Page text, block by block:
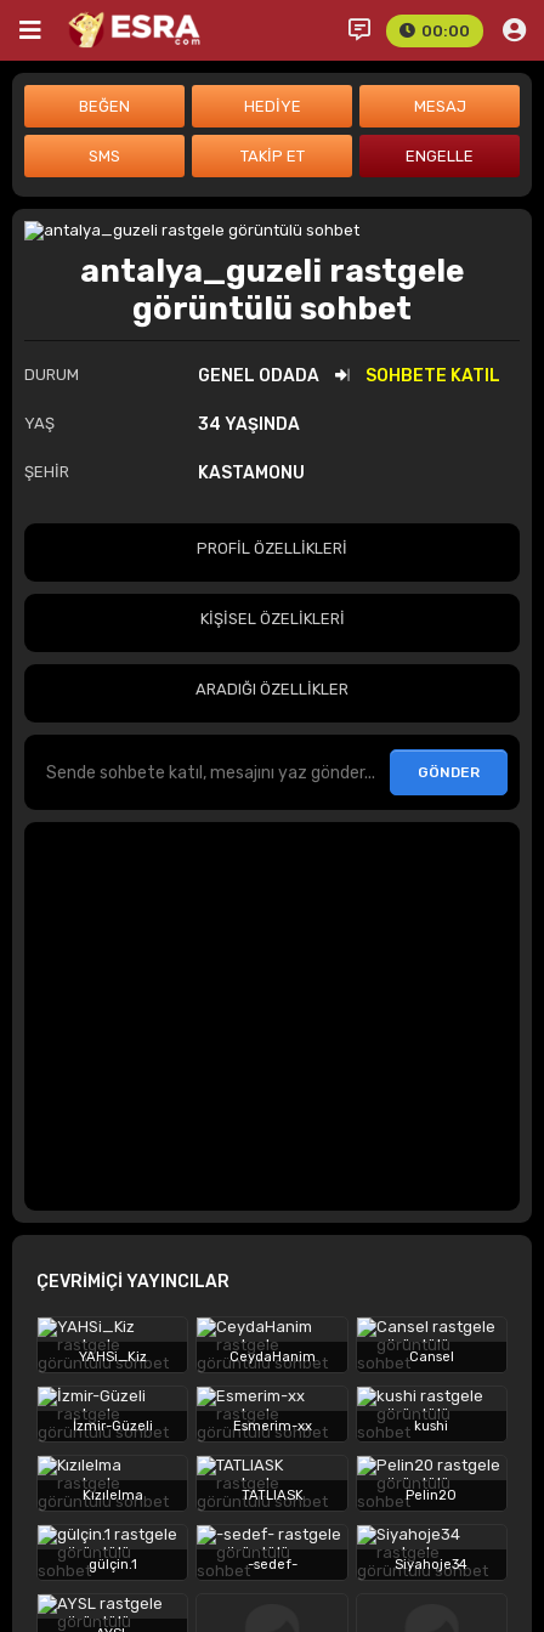
00:00
antalya_guzeli rastgele
görüntülü sohbet
DURUM GENEL ODADA SOHBETE KATIL
YAŞ 34 YAŞINDA
ŞEHİR KASTAMONU
PROFİL ÖZELLİKLERİ
KİŞİSEL ÖZELİKLERİ
ARADIĞI ÖZELLİKLER
ÇEVRİMİÇİ YAYINCILAR
YAHSi_Kiz CeydaHanim Cansel
İzmir-Güzeli Esmerim-xx kushi
Kızılelma TATLIASK Pelin20
gülçin.1 -sedef- Siyahoje34